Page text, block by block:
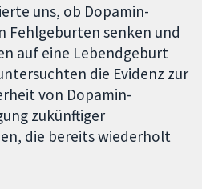
uns, ob Dopamin-
Fehlgeburten senken und
auf eine Lebendgeburt
die Evidenz zur
von Dopamin-
zukünftiger
die bereits wiederholt